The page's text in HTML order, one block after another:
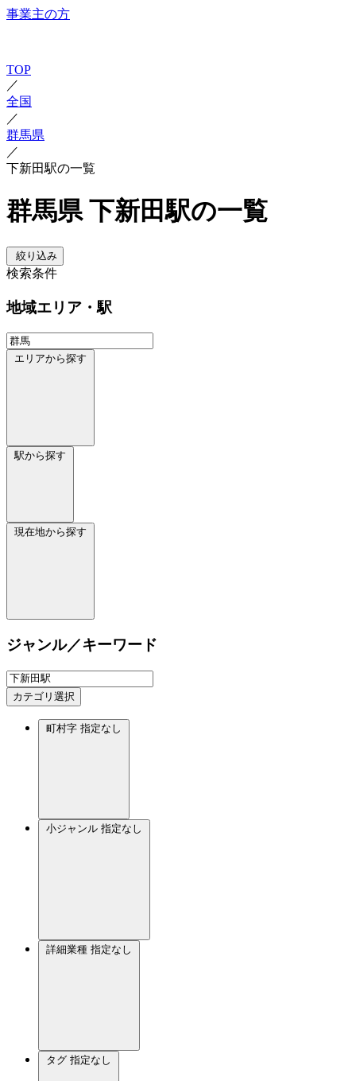
事業主の方
TOP
／
全国
／
群馬県
／
下新田駅の一覧
群馬県 下新田駅の一覧
絞り込み
検索条件
地域エリア・駅
エリアから探す
駅から探す
現在地から探す
ジャンル／キーワード
カテゴリ選択
町村字 指定なし
小ジャンル 指定なし
詳細業種 指定なし
タグ 指定なし